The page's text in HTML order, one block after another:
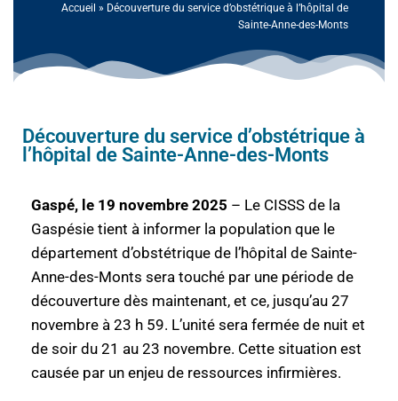
Accueil » Découverture du service d’obstétrique à l’hôpital de
Sainte-Anne-des-Monts
Découverture du service d’obstétrique à
l’hôpital de Sainte-Anne-des-Monts
Gaspé, le 19 novembre 2025 – Le CISSS de la
Gaspésie tient à informer la population que le
département d’obstétrique de l’hôpital de Sainte-
Anne-des-Monts sera touché par une période de
découverture dès maintenant, et ce, jusqu’au 27
novembre à 23 h 59. L’unité sera fermée de nuit et
de soir du 21 au 23 novembre. Cette situation est
causée par un enjeu de ressources infirmières.